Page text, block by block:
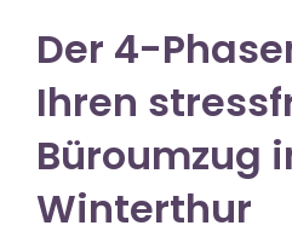
Der 4-
Ihren
Büroumzug
Winterthur